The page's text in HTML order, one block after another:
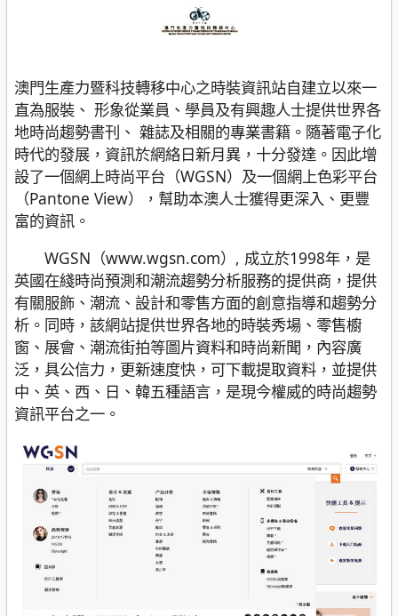
澳門生產力暨科技轉移中心之時裝資訊站自建立以來一
直為服裝、 形象從業員、學員及有興趣人士提供世界各
地時尚趨勢書刊、 雜誌及相關的專業書籍。隨著電子化
時代的發展，資訊於網絡日新月異，十分發達。因此增
設了一個網上時尚平台（WGSN）及一個網上色彩平台
（Pantone View），幫助本澳人士獲得更深入、更豐
富的資訊。
WGSN（www.wgsn.com）, 成立於1998年，是
英國在綫時尚預測和潮流趨勢分析服務的提供商，提供
有關服飾、潮流、設計和零售方面的創意指導和趨勢分
析。同時，該網站提供世界各地的時裝秀場、零售櫥
窗、展會、潮流街拍等圖片資料和時尚新聞，內容廣
泛，具公信力，更新速度快，可下載提取資料，並提供
中、英、西、日、韓五種語言，是現今權威的時尚趨勢
資訊平台之一。